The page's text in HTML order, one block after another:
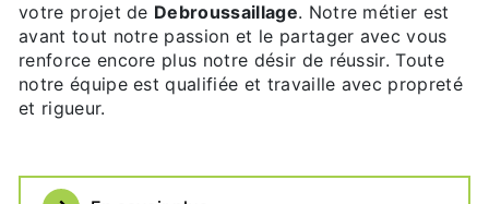
votre projet de Debroussaillage. Notre métier est
avant tout notre passion et le partager avec vous
renforce encore plus notre désir de réussir. Toute
notre équipe est qualifiée et travaille avec propreté
et rigueur.